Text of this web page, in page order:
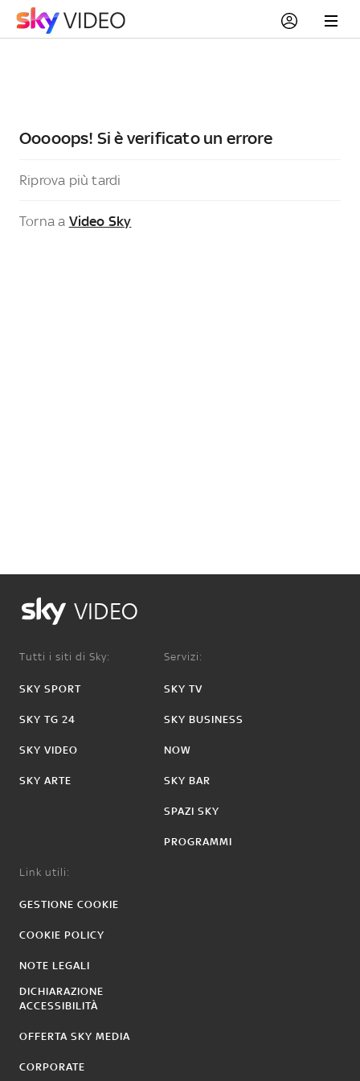
Ooooops! Si è verificato un errore
Riprova più tardi
Torna a Video Sky
VIDEO
Tutti i siti di Sky:
SKY SPORT
SKY TG 24
SKY VIDEO
SKY ARTE
Servizi:
SKY TV
SKY BUSINESS
NOW
SKY BAR
SPAZI SKY
PROGRAMMI
Link utili:
GESTIONE COOKIE
COOKIE POLICY
NOTE LEGALI
DICHIARAZIONE
ACCESSIBILITÀ
OFFERTA SKY MEDIA
CORPORATE